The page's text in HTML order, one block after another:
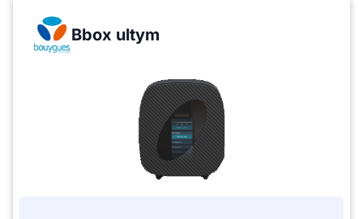
Bbox ultym